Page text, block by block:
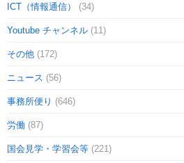
ICT（情報通信） (34)
Youtube チャンネル (11)
その他 (172)
ニュース (56)
事務所便り (646)
労働 (87)
国会見学・学習会等 (221)